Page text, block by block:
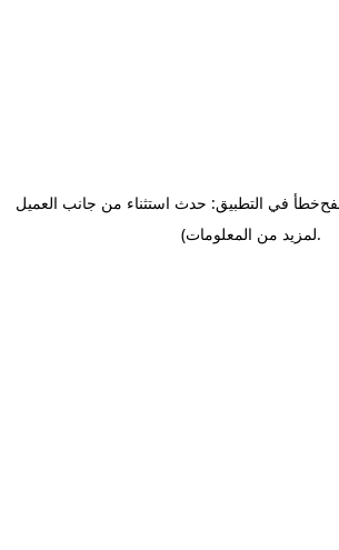
خطأ في التطبيق: حدث استثناء من جانب العميل
لمزيد من المعلومات).